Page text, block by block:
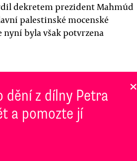
dekretem prezident Mahmúd
palestinské mocenské
nyní byla však potvrzena
dění z dílny Petra
a pomozte jí
×